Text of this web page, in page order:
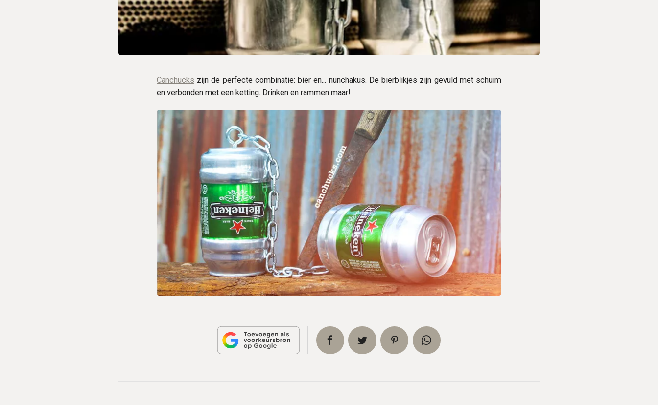
Canchucks zijn de perfecte combinatie: bier en... nunchakus. De bierblikjes zijn gevuld met schuim
en verbonden met een ketting. Drinken en rammen maar!